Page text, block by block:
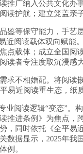
广纳入公共文化办
读护航；建立笼盖亲
等保守能力，手艺
近阅读载体双向赋
点载体；成立全国阅
读者专注度取沉浸感
不相婚配。将阅读
易近阅读重生态，纸
阅读逻辑“变态”。
推进条例》为焦点，
，同时依托《全平易
数据显示，2025年
例。